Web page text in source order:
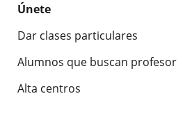
Únete
Dar clases particulares
Alumnos que buscan profesor
Alta centros